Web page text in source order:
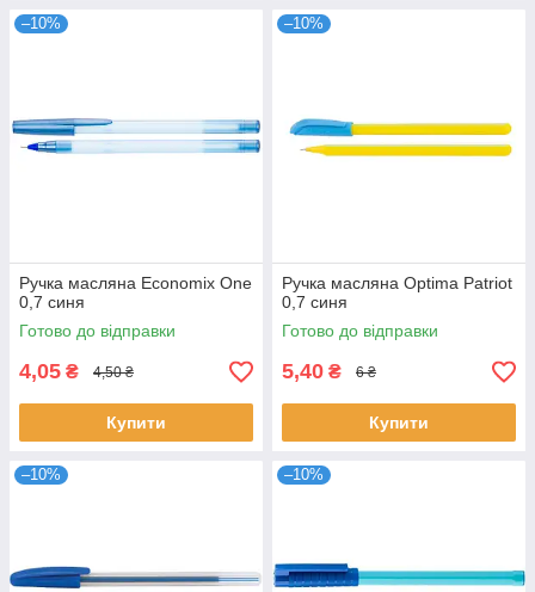
–10%
Ручка масляна Economix One
0,7 синя
Готово до відправки
4,05 ₴ 4,50 ₴
Купити
–10%
Ручка масляна Optima Patriot
0,7 синя
Готово до відправки
5,40 ₴ 6 ₴
Купити
–10% –10%